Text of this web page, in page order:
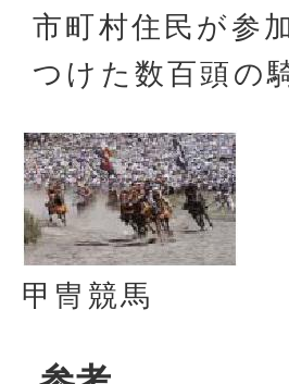
市町村住民が参
つけた数百頭の
甲冑競馬